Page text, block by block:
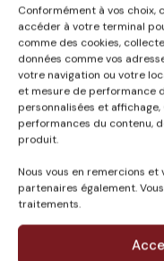
Conformément à vos choix,
accéder à votre terminal
comme des cookies,
données comme vos
votre navigation ou votre
et mesure de performance
personnalisées et
performances du contenu,
produit.
Nous vous en remercions
partenaires également.
traitements.
Published in
RÉNOVATION
DE BUREAUX
A PARIS (75)